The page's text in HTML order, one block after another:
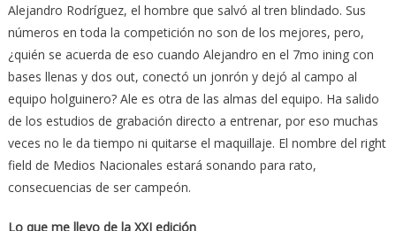
Alejandro Rodríguez, el hombre que salvó al tren blindado. Sus
números en toda la competición no son de los mejores, pero,
¿quién se acuerda de eso cuando Alejandro en el 7mo ining con
bases llenas y dos out, conectó un jonrón y dejó al campo al
equipo holguinero? Ale es otra de las almas del equipo. Ha salido
de los estudios de grabación directo a entrenar, por eso muchas
veces no le da tiempo ni quitarse el maquillaje. El nombre del right
field de Medios Nacionales estará sonando para rato,
consecuencias de ser campeón.
Lo que me llevo de la XXI edición